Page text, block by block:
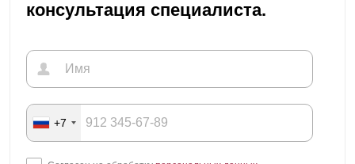
консультация специалиста.
+7